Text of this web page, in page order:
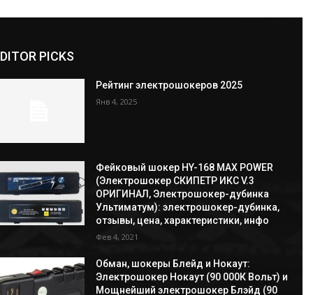
PICKS
Рейтинг электрошокеров 2025
Янв 4, 2025
Фейковый шокер HY-168 MAX POWER
(Электрошокер СКИПЕТР ИКС V.3
ОРИГИНАЛ, Электрошокер-дубинка
Ультиматум): электрошокер-дубинка,
отзывы, цена, характеристики, инфо
Фев 4, 2021
Обман, шокеры Блейд и Нокаут:
Электрошокер Нокаут (90 000К Вольт) и
Мощнейший электрошокер Блэйд (90